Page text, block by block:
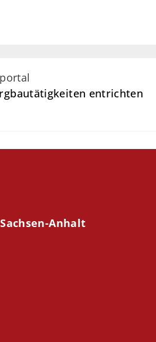
entrichten
Anhalt